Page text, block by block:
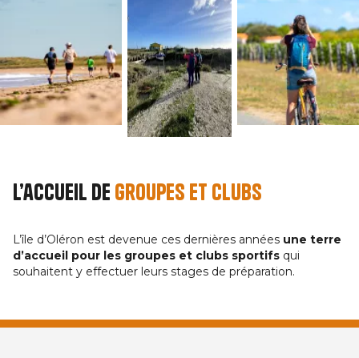
L’accueil de groupes et clubs
L’île d’Oléron est devenue ces dernières années une terre
d’accueil pour les groupes et clubs sportifs qui
souhaitent y effectuer leurs stages de préparation.